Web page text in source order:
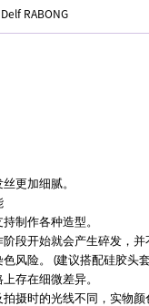
RABONG
更加细腻。
制作各种造型。
段开始就会产生碎发，
风险。 (建议搭配硅胶头
存在细微差异。
摄时的光线不同，实物